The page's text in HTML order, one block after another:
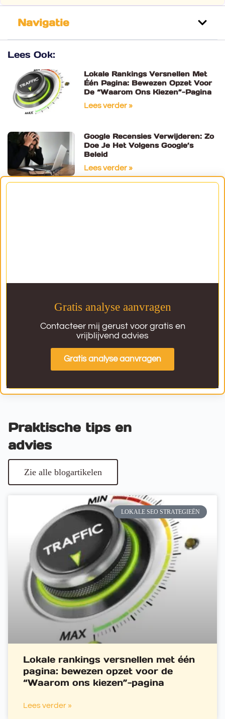
Navigatie
Lees Ook:
Lokale Rankings Versnellen Met
Één Pagina: Bewezen Opzet Voor
De “Waarom Ons Kiezen”-Pagina
Lees verder »
Google Recensies Verwijderen: Zo
Doe Je Het Volgens Google’s
Beleid
Lees verder »
Gratis analyse aanvragen
Contacteer mij gerust voor gratis en
vrijblijvend advies
Gratis analyse aanvragen
Praktische tips en
advies
Zie alle blogartikelen
LOKALE SEO STRATEGIEËN
Lokale rankings versnellen met één
pagina: bewezen opzet voor de
“Waarom ons kiezen”-pagina
Lees verder »